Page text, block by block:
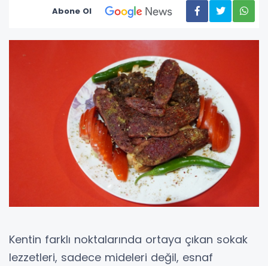
Abone Ol
Kentin farklı noktalarında ortaya çıkan sokak
lezzetleri, sadece mideleri değil, esnaf